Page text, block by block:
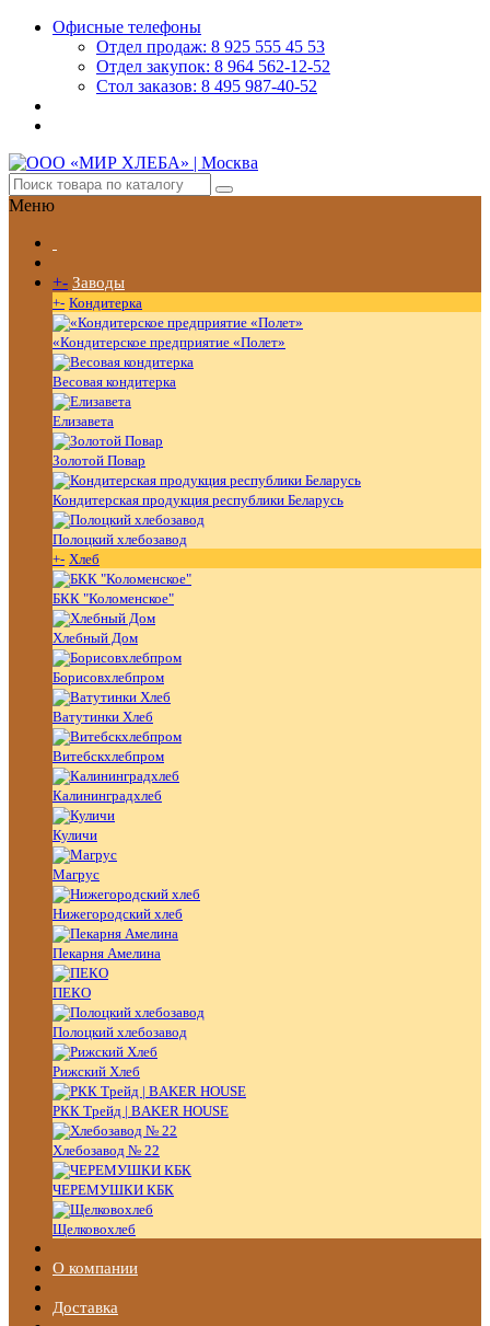
Офисные телефоны
Отдел продаж: 8 925 555 45 53
Отдел закупок: 8 964 562-12-52
Стол заказов: 8 495 987-40-52
Меню
+- Заводы
+- Кондитерка
«Кондитерское предприятие «Полет»
Весовая кондитерка
Елизавета
Золотой Повар
Кондитерская продукция республики Беларусь
Полоцкий хлебозавод
+- Хлеб
БКК "Коломенское"
Хлебный Дом
Борисовхлебпром
Ватутинки Хлеб
Витебскхлебпром
Калининградхлеб
Куличи
Магрус
Нижегородский хлеб
Пекарня Амелина
ПЕКО
Полоцкий хлебозавод
Рижский Хлеб
РКК Трейд | BAKER HOUSE
Хлебозавод № 22
ЧЕРЕМУШКИ КБК
Щелковохлеб
О компании
Доставка